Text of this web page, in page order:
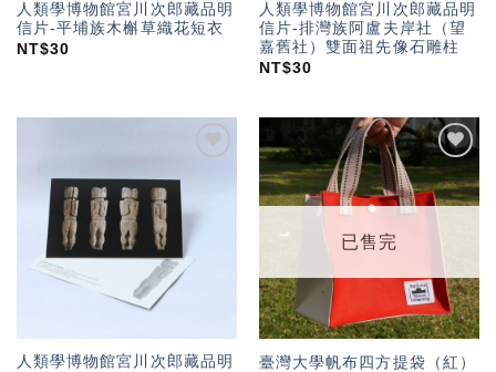
人類學博物館宮川次郎藏品明
信片-平埔族木槲草織花短衣
NT$30
人類學博物館宮川次郎藏品明
信片-排灣族阿盧夫岸社（望
嘉舊社）雙面祖先像石雕柱
NT$30
人類學博物館宮川次郎藏品明
加入
「願
望輕
已售完
臺灣大學帆布四方提袋（紅）